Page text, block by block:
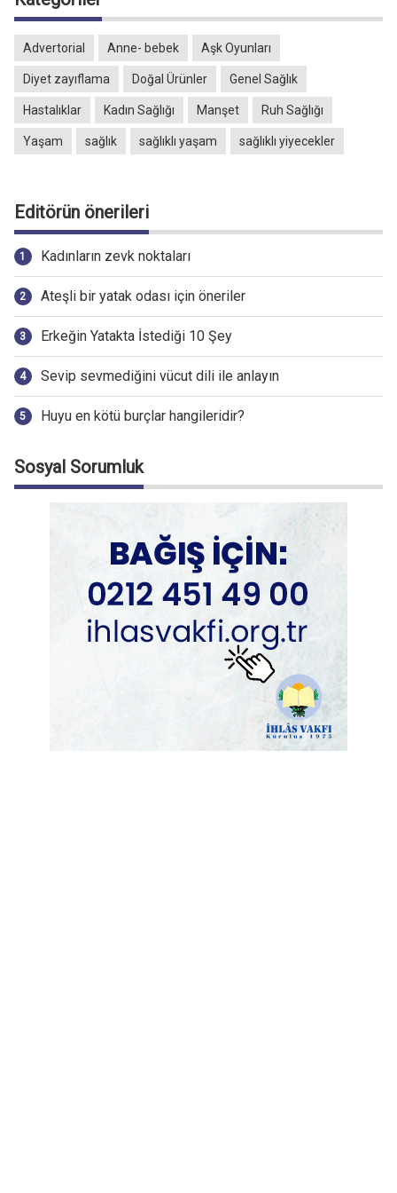
Advertorial Anne- bebek Aşk Oyunları
Diyet zayıflama Doğal Ürünler Genel Sağlık
Hastalıklar Kadın Sağlığı Manşet Ruh Sağlığı
Yaşam sağlık sağlıklı yaşam sağlıklı yiyecekler
Editörün önerileri
Kadınların zevk noktaları
Ateşli bir yatak odası için öneriler
Erkeğin Yatakta İstediği 10 Şey
Sevip sevmediğini vücut dili ile anlayın
Huyu en kötü burçlar hangileridir?
Sosyal Sorumluk